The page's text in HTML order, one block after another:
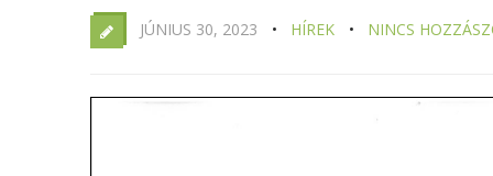
JÚNIUS 30, 2023 HÍREK NINCS